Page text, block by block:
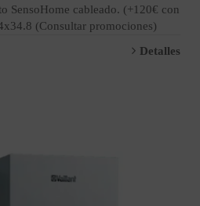
SensoHome cableado. (+120€ con
(Consultar promociones)
Detalles